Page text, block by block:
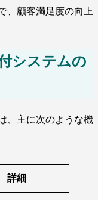
、顧客満足度の向上
システムの
、主に次のような機
詳細